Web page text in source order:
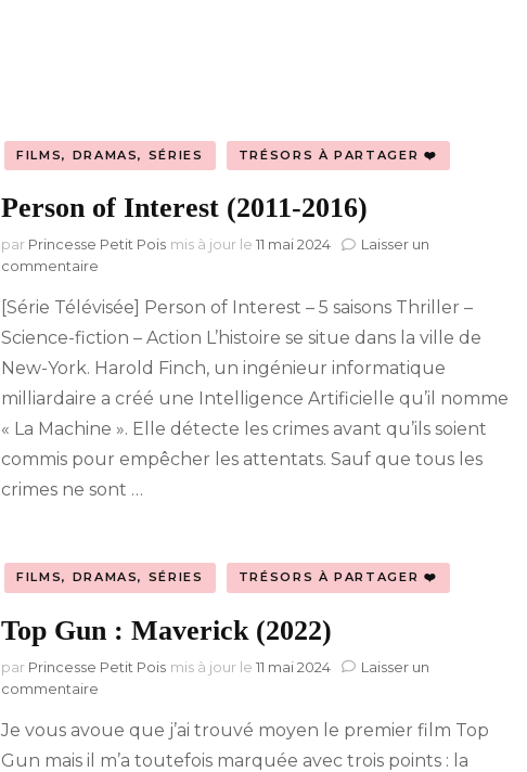
FILMS, DRAMAS, SÉRIES TRÉSORS À PARTAGER ❤️
Person of Interest (2011-2016)
par Princesse Petit Pois mis à jour le 11 mai 2024
Laisser un
commentaire
of
Interest
2016)
[Série Télévisée] Person of Interest – 5 saisons Thriller –
Science-fiction – Action L’histoire se situe dans la ville de
New-York. Harold Finch, un ingénieur informatique
milliardaire a créé une Intelligence Artificielle qu’il nomme
« La Machine ». Elle détecte les crimes avant qu’ils soient
commis pour empêcher les attentats. Sauf que tous les
crimes ne sont …
FILMS, DRAMAS, SÉRIES TRÉSORS À PARTAGER ❤️
Top Gun : Maverick (2022)
par Princesse Petit Pois mis à jour le 11 mai 2024
Laisser un
commentaire
Gun :
Maverick
Je vous avoue que j’ai trouvé moyen le premier film Top
Gun mais il m’a toutefois marquée avec trois points : la